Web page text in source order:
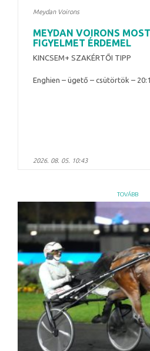
Meydan Voirons
MEYDAN VOIRONS
FIGYELMET ÉRDEMEL
KINCSEM+ SZAKÉRTŐI TIPP
Enghien – ügető – csütörtök –
2026. 08. 05. 10:43
TOVÁBB